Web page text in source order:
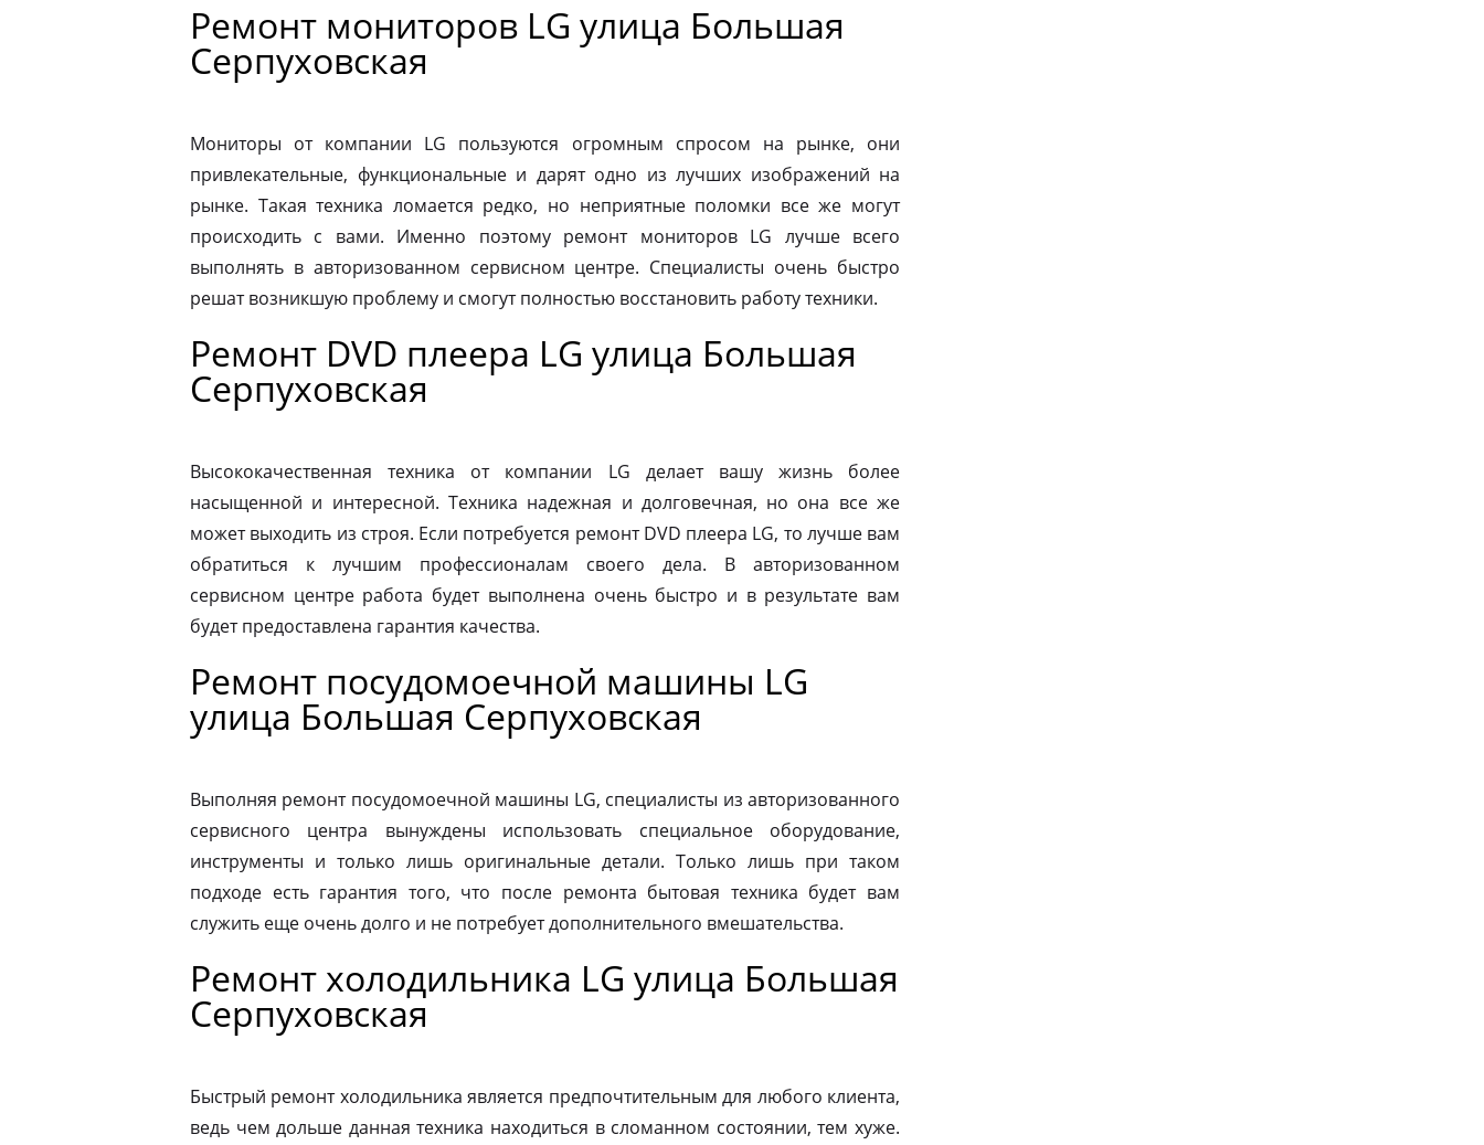
Ремонт мониторов LG улица Большая
Серпуховская
Мониторы от компании LG пользуются огромным спросом на рынке, они
привлекательные, функциональные и дарят одно из лучших изображений на
рынке. Такая техника ломается редко, но неприятные поломки все же могут
происходить с вами. Именно поэтому ремонт мониторов LG лучше всего
выполнять в авторизованном сервисном центре. Специалисты очень быстро
решат возникшую проблему и смогут полностью восстановить работу техники.
Ремонт DVD плеера LG улица Большая
Серпуховская
Высококачественная техника от компании LG делает вашу жизнь более
насыщенной и интересной. Техника надежная и долговечная, но она все же
может выходить из строя. Если потребуется ремонт DVD плеера LG, то лучше вам
обратиться к лучшим профессионалам своего дела. В авторизованном
сервисном центре работа будет выполнена очень быстро и в результате вам
будет предоставлена гарантия качества.
Ремонт посудомоечной машины LG
улица Большая Серпуховская
Выполняя ремонт посудомоечной машины LG, специалисты из авторизованного
сервисного центра вынуждены использовать специальное оборудование,
инструменты и только лишь оригинальные детали. Только лишь при таком
подходе есть гарантия того, что после ремонта бытовая техника будет вам
служить еще очень долго и не потребует дополнительного вмешательства.
Ремонт холодильника LG улица Большая
Серпуховская
Быстрый ремонт холодильника является предпочтительным для любого клиента,
ведь чем дольше данная техника находиться в сломанном состоянии, тем хуже.